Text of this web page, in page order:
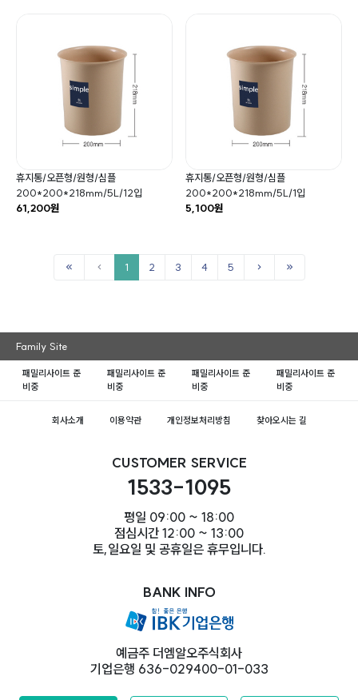
휴지통/오픈형/원형/심플
200*200*218mm/5L/12입
61,200원
휴지통/오픈형/원형/심플
200*200*218mm/5L/1입
5,100원
1 2 3 4 5
Family Site
패밀리사이트 준
비중
패밀리사이트 준
비중
패밀리사이트 준
비중
패밀리사이트 준
비중
회사소개 이용약관 개인정보처리방침 찾아오시는 길
CUSTOMER SERVICE
1533-1095
평일 09:00 ~ 18:00
점심시간 12:00 ~ 13:00
토,일요일 및 공휴일은 휴무입니다.
BANK INFO
예금주 더엠알오주식회사
기업은행 636-029400-01-033